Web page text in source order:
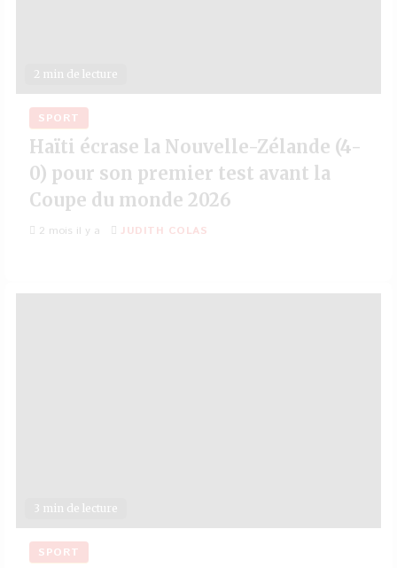
2 min de lecture
SPORT
Haïti écrase la Nouvelle-Zélande (4-
0) pour son premier test avant la
Coupe du monde 2026
2 mois il y a JUDITH COLAS
3 min de lecture
SPORT